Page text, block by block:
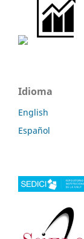
Idioma
English
Español